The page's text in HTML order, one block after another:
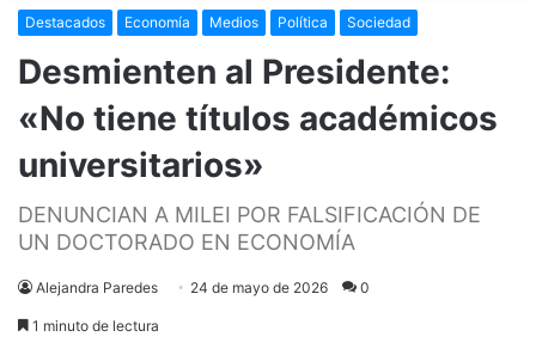
Destacados Economía Medios Política Sociedad
Desmienten al Presidente:
«No tiene títulos académicos
universitarios»
DENUNCIAN A MILEI POR FALSIFICACIÓN DE
UN DOCTORADO EN ECONOMÍA
Alejandra Paredes 24 de mayo de 2026 0
1 minuto de lectura